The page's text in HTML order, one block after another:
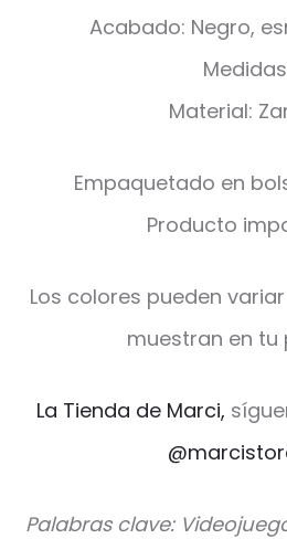
Acabado: Negro,
Material:
Empaquetado en
Producto
Los colores pueden
muestran en tu
La Tienda de Marci,
Palabras clave: